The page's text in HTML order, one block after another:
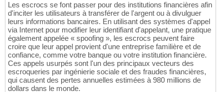
Les escrocs se font passer pour des institutions financières afin
d'inciter les utilisateurs à transférer de l'argent ou à divulguer
leurs informations bancaires. En utilisant des systèmes d'appel
via Internet pour modifier leur identifiant d'appelant, une pratique
également appelée « spoofing », les escrocs peuvent faire
croire que leur appel provient d'une entreprise familière et de
confiance, comme votre banque ou votre institution financière.
Ces appels usurpés sont l'un des principaux vecteurs des
escroqueries par ingénierie sociale et des fraudes financières,
qui causent des pertes annuelles estimées à 980 millions de
dollars dans le monde.